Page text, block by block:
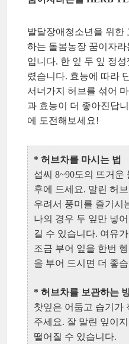
발달장애청소년을 위한
하는 돌봄농장 꿈이자
입니다. 한 잎 두 잎 정
렸습니다. 효능에 따라
서너가지 허브를 섞어
과 효능이 더 좋아진답
에 도전해보세요!
* 허브차를 마시는 법
섭씨 8~90도의 뜨거운
후에 드세요. 말린 허
우려서 풍미를 즐기시
나의 경우 두 잎만 넣
길 수 있습니다. 여유
조금 부어 잎을 한번
을 부어 드시면 더 좋
* 허브차를 보관하는
찻잎은 어둡고 습기가
주세요. 잘 말린 잎이
떨어질 수 있습니다.